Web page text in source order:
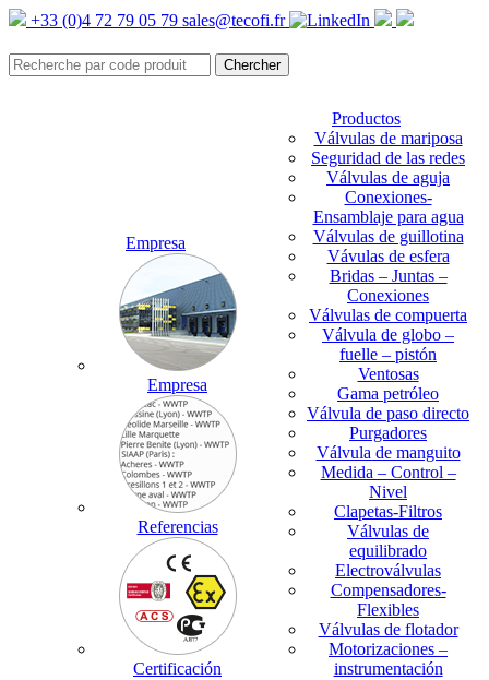
+33 (0)4 72 79 05 79 sales@tecofi.fr
Empresa
Empresa
Referencias
Certificación
Productos
Válvulas de mariposa
Seguridad de las redes
Válvulas de aguja
Conexiones-
Ensamblaje para agua
Válvulas de guillotina
Vávulas de esfera
Bridas – Juntas –
Conexiones
Válvulas de compuerta
Válvula de globo –
fuelle – pistón
Ventosas
Gama petróleo
Válvula de paso directo
Purgadores
Válvula de manguito
Medida – Control –
Nivel
Clapetas-Filtros
Válvulas de
equilibrado
Electroválvulas
Compensadores-
Flexibles
Válvulas de flotador
Motorizaciones –
instrumentación